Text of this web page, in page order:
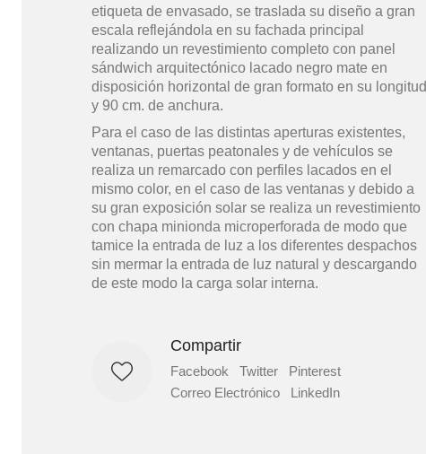
etiqueta de envasado, se traslada su diseño a gran
escala reflejándola en su fachada principal
realizando un revestimiento completo con panel
sándwich arquitectónico lacado negro mate en
disposición horizontal de gran formato en su longitud
y 90 cm. de anchura.
Para el caso de las distintas aperturas existentes,
ventanas, puertas peatonales y de vehículos se
realiza un remarcado con perfiles lacados en el
mismo color, en el caso de las ventanas y debido a
su gran exposición solar se realiza un revestimiento
con chapa minionda microperforada de modo que
tamice la entrada de luz a los diferentes despachos
sin mermar la entrada de luz natural y descargando
de este modo la carga solar interna.
Compartir
Facebook Twitter
Pinterest
Correo Electrónico
LinkedIn